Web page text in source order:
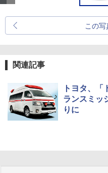
この
関連記事
トヨタ、「
ランスミッ
りに